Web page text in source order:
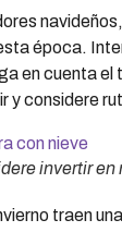
época.
en cuenta
y considere
invertir
traen